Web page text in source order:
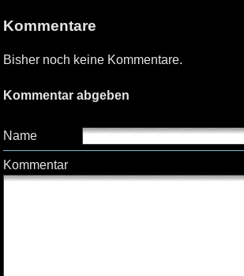
Kommentare
Bisher noch keine Kommentare.
Kommentar abgeben
Name
Kommentar